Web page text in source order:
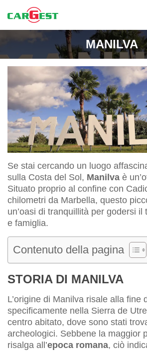
MANILVA
Se stai cercando un luogo
sulla Costa del Sol, Manilva è
Situato proprio al confine con
chilometri da Marbella, questo
un’oasi di tranquillità per godersi il
e famiglia.
Contenuto della pagina
STORIA DI MANILVA
L’origine di Manilva risale alla fine
specificamente nella Sierra de
centro abitato, dove sono stati
archeologici. Sebbene la maggior
risalga all’epoca romana, ciò